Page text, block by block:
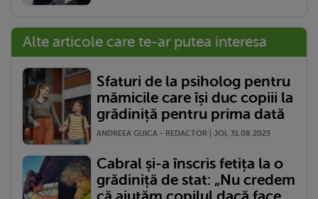
Alte articole care te-ar putea interesa
Sfaturi de la psiholog pentru
mămicile care își duc copiii la
grădiniță pentru prima dată
ANDREEA GUICA - REDACTOR | JOI, 31.08.2023
Cabral și-a înscris fetița la o
grădiniță de stat: „Nu credem